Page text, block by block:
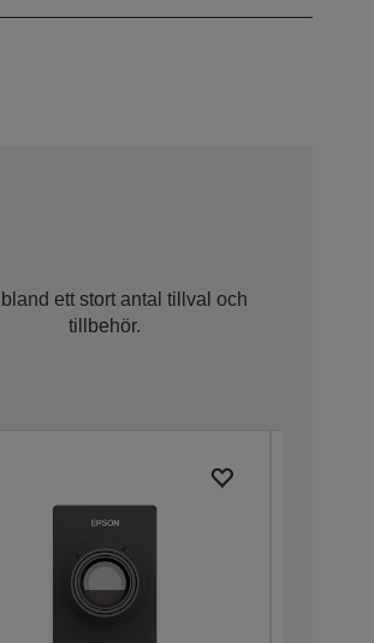
ett stort antal tillval och
tillbehör.